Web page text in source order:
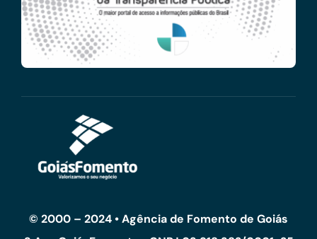
© 2000 – 2024 • Agência de Fomento de Goiás